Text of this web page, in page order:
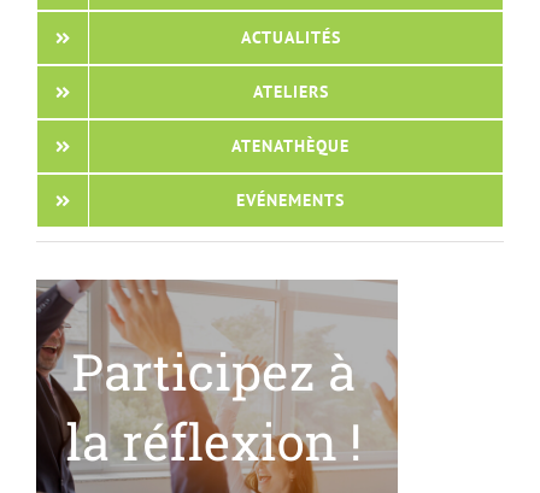
ACTUALITÉS
ATELIERS
ATENATHÈQUE
EVÉNEMENTS